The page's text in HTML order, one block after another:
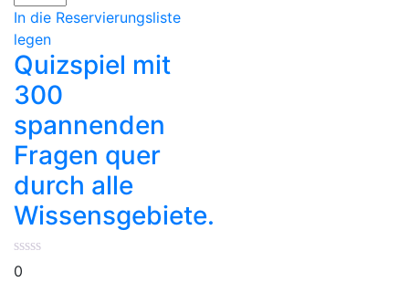
mit
300
spannenden
Fragen
quer
durch
alle
Wissensgebiete.
Menge
In die Reservierungsliste
legen
Quizspiel mit
300
spannenden
Fragen quer
durch alle
Wissensgebiete.
0